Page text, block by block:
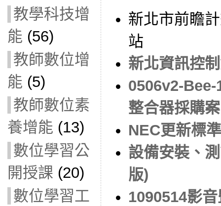
教學科技增
能 (56)
教師數位增
能 (5)
教師數位素
養增能 (13)
數位學習公
開授課 (20)
數位學習工
新北市前瞻
站
新北資訊控
0506v2-Bee-
整合器採購
NEC更新標
設備安裝、
版)
1090514影